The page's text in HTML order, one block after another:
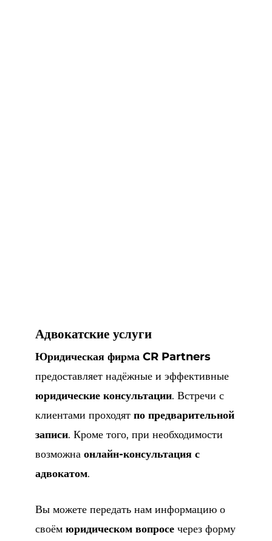
Адвокатские услуги
Юридическая фирма CR Partners
предоставляет надёжные и эффективные
юридические консультации. Встречи с
клиентами проходятпо предварительной
записи. Кроме того, при необходимости
возможнаонлайн-консультация с
адвокатом.
Вы можете передать нам информацию о
своёмюридическом вопросе через форму